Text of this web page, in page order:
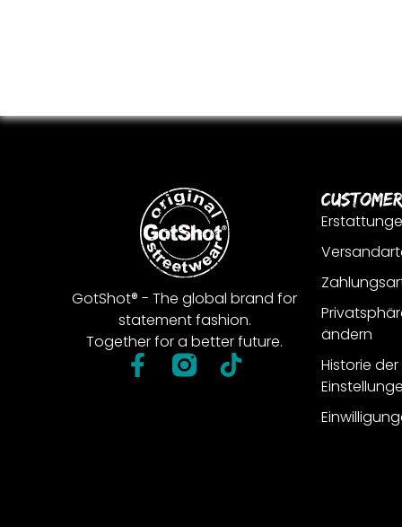
GotShot® - The global brand for
statement fashion.
Together for a better future.
ändern
Historie